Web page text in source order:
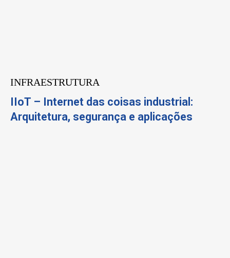
INFRAESTRUTURA
IIoT – Internet das coisas industrial:
Arquitetura, segurança e aplicações